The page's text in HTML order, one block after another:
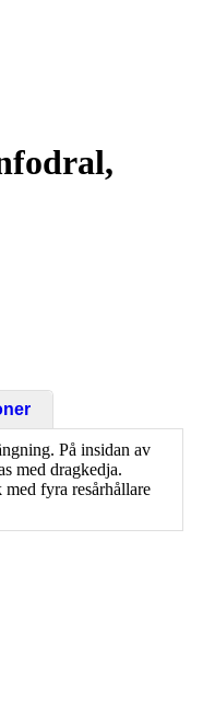
På insidan av
med dragkedja.
fyra resårhållare